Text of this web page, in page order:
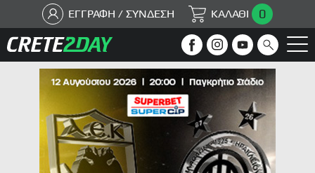
ΕΓΓΡΑΦΗ / ΣΥΝΔΕΣΗ ΚΑΛΑΘΙ 0